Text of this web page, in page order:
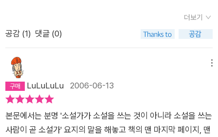
5쪽감추기와 드러내기의 교묘한 게임이 소설 쓰기이다. -88쪽소
설 쓰기는 ‘기르기’보다 ‘만들기’쪽이다. ‘저절로 되는’ 것이 아니
는 사건이 일어난 순서에 따라 단순하게 늘어놓는 것이다. 플롯은
사건들을 일어난 순서에 따라서가 아니라 인과관계라든지 전달
의 효과라든지 하는 다른 기준에 따라 엮어내는 것이다. -98쪽구
체가 소설의 핵심이다. 거듭 말하지만, 소설은 육체여야 한다. 그
러니까 소설 쓰기는 전혀 고상한 일이 아니다. 우리의 삶이 고상
하지 않기 때문에 소설 또한 고상하지 않다. 삶이 지리멸렬하고
승우 작가의 신념이 더없이 존경스러워지기도 한다. 단언컨대 정
말 당찬 포부를 가진 사람들만이 덤벼야 하는 것이 '소설 쓰기'다.
이다. '쓰기'에 대한 작은 의문을 가진 (아직 읽기에 머무는) 나에
게는, 더 잘 읽고 세상을 좀 더 바라봐야겠다는 투지를 선사해주
었다. 아직 나는 출발선 앞에서 달리기를 준비하며 준비운동을 하
고 있다. 소설가의 꿈을 가지게 될지는 모르지만, 그의 정신을 본
받아 찬찬히 밑그림을 쌓아 올릴 것이다. 소설을 쓴다는 것은 그
것들, 이미지나 사상, 눈에 보이지 않고 만질 수 없는 영혼에 다름
을 알았다.그래서 단편적인 에피소드 조각을 모으는 작업에 착수
했고 그것들의 적절한 배치와 구성을 통해 액자형식의 전반적인
고 싶었던 이야기를 글로서 끄집어내어 말할수 있었다.저자의 말
대로 과거의 책들은 미래의 책들을 기억속에 품고 있는 셈이다.
그리고 과거의 책을 기억속에 품기 위해서는 지속적인 독서와 사
의 자장안에서 살아야 한다.역시 그 부분에서는 한계를 느낄수 밖
더보기
공감 (1) 댓글 (0)
LuLuLuLu 2006-06-13
본문에서는 분명 '소설가가 소설을 쓰는 것이 아니라 소설을 쓰는
사람이 곧 소설가' 요지의 말을 해놓고 책의 맨 마지막 페이지, 맨